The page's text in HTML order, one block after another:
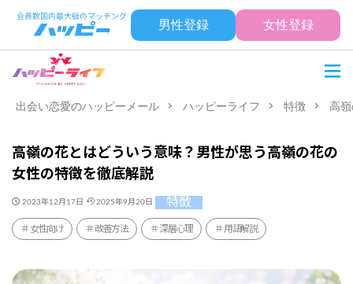
男性登録 女性登録
出会い恋愛のハッピーメール ハッピーライフ 特徴 高
高嶺の花とはどういう意味？男性が思う高嶺の花の
女性の特徴を徹底解説
2023年12月17日 2025年9月20日 特徴
女性向け 改善方法 深層心理 用語解説